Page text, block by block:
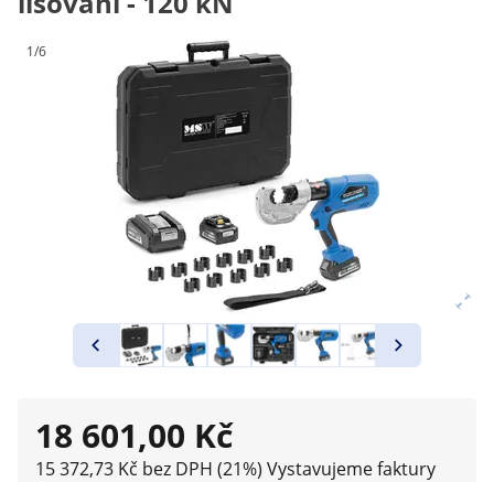
1/6
18 601,00 Kč
15 372,73 Kč bez DPH (21%) Vystavujeme faktury